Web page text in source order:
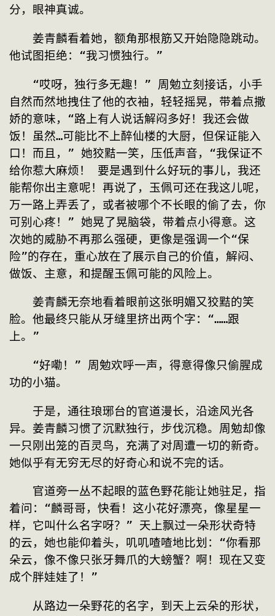
分，眼神真诚。
姜青麟看着她，额角那根筋又开始隐隐跳动。
他试图拒绝：“我习惯独行。”
“哎呀，独行多无趣！” 周勉立刻接话，小手
自然而然地拽住了他的衣袖，轻轻摇晃，带着点撒
娇的意味，“路上有人说话解闷多好！我还会做
饭！虽然…可能比不上醉仙楼的大厨，但保证能入
口！而且，” 她狡黠一笑，压低声音，“我保证不
给你惹大麻烦！ 要是遇到什么好玩的事儿，我还
能帮你出主意呢！再说了，玉佩可还在我这儿呢，
万一路上弄丢了，或者被哪个不长眼的偷了去，你
可别心疼！” 她晃了晃脑袋，带着点小得意。这
次她的威胁不再那么强硬，更像是强调一个“保
险”的存在，重心放在了展示自己的价值，解闷、
做饭、主意，和提醒玉佩可能的风险上。
姜青麟无奈地看着眼前这张明媚又狡黠的笑
脸。他最终只能从牙缝里挤出两个字：“……跟
上。”
“好嘞！” 周勉欢呼一声，得意得像只偷腥成
功的小猫。
于是，通往琅琊台的官道漫长，沿途风光各
异。姜青麟习惯了沉默独行，步伐沉稳。周勉却像
一只刚出笼的百灵鸟，充满了对周遭一切的新奇。
她似乎有无穷无尽的好奇心和说不完的话。
官道旁一丛不起眼的蓝色野花能让她驻足，指
着问：“麟哥哥，快看！这小花好漂亮，像星星一
样，它叫什么名字呀？” 天上飘过一朵形状奇特
的云，她也能仰着头，叽叽喳喳地比划：“你看那
朵云，像不像只张牙舞爪的大螃蟹？啊！现在又变
成个胖娃娃了！”
从路边一朵野花的名字，到天上云朵的形状，